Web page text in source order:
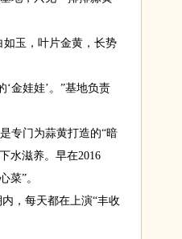
玉，叶片金黄，长势
金娃娃’。”基地负责
专门为蒜黄打造的“暗
水滋养。早在2016
菜”。
，每天都在上演“丰收